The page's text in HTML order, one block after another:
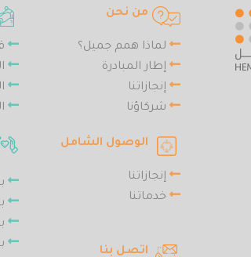
من نحن
لماذا همم جميل؟
إطار المبادرة
إنجازاتنا
شركاؤنا
الوصول الشامل
إنجازاتنا
خدماتنا
اتصل بنا